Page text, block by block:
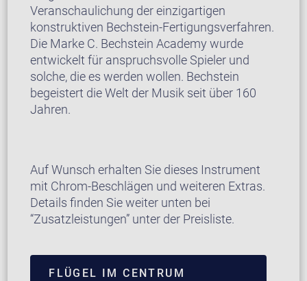
Veranschaulichung der einzigartigen
konstruktiven Bechstein-Fertigungsverfahren.
Die Marke C. Bechstein Academy wurde
entwickelt für anspruchsvolle Spieler und
solche, die es werden wollen. Bechstein
begeistert die Welt der Musik seit über 160
Jahren.
Auf Wunsch erhalten Sie dieses Instrument
mit Chrom-Beschlägen und weiteren Extras.
Details finden Sie weiter unten bei
“Zusatzleistungen” unter der Preisliste.
FLÜGEL IM CENTRUM